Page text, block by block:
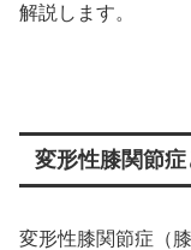
解説します。
変形性膝関節症
変形性膝関節症（